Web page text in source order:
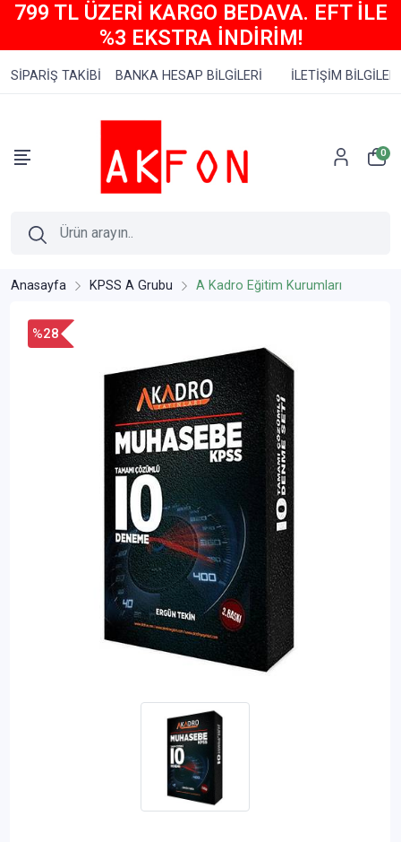
799 TL ÜZERİ KARGO BEDAVA. EFT İLE
%3 EKSTRA İNDİRİM!
SİPARİŞ TAKİBİ BANKA HESAP BİLGİLERİ İLETİŞİM BİLGİLERİ
0
Anasayfa KPSS A Grubu A Kadro Eğitim Kurumları
%28